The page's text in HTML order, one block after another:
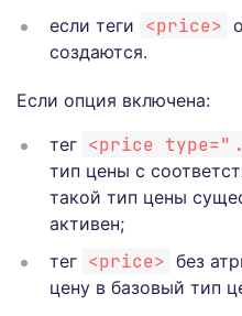
если теги <price>
создаются.
Если опция включена:
тег <price
тип цены с
такой тип цены
активен;
тег <price> без
цену в базовый тип